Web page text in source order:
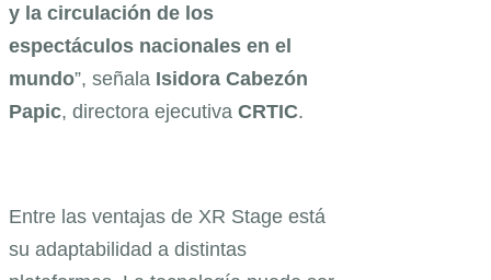
y la circulación de los
espectáculos nacionales en el
mundo”, señala Isidora Cabezón
Papic, directora ejecutiva CRTIC.
Entre las ventajas de XR Stage está
su adaptabilidad a distintas